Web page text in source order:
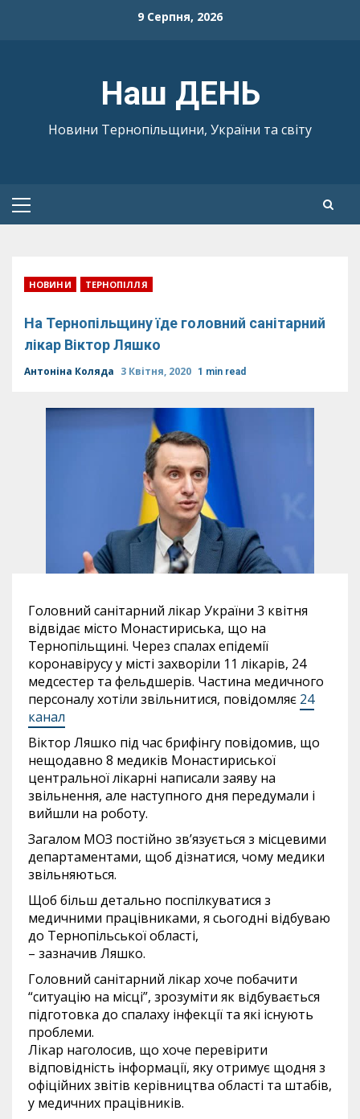
9 Серпня, 2026
Наш ДЕНЬ
Новини Тернопільщини, України та світу
Primary
НОВИНИ ТЕРНОПІЛЛЯ
На Тернопільщину їде головний санітарний
лікар Віктор Ляшко
Антоніна Коляда 3 Квітня, 2020 1 min read
Головний санітарний лікар України 3 квітня
відвідає місто Монастириська, що на
Тернопільщині. Через спалах епідемії
коронавірусу у місті захворіли 11 лікарів, 24
медсестер та фельдшерів. Частина медичного
персоналу хотіли звільнитися, повідомляє 24
канал
Віктор Ляшко під час брифінгу повідомив, що
нещодавно 8 медиків Монастириської
центральної лікарні написали заяву на
звільнення, але наступного дня передумали і
вийшли на роботу.
Загалом МОЗ постійно зв’язується з місцевими
департаментами, щоб дізнатися, чому медики
звільняються.
Щоб більш детально поспілкуватися з
медичними працівниками, я сьогодні відбуваю
до Тернопільської області,
– зазначив Ляшко.
Головний санітарний лікар хоче побачити
“ситуацію на місці”, зрозуміти як відбувається
підготовка до спалаху інфекції та які існують
проблеми.
Лікар наголосив, що хоче перевірити
відповідність інформації, яку отримує щодня з
офіційних звітів керівництва області та штабів,
у медичних працівників.